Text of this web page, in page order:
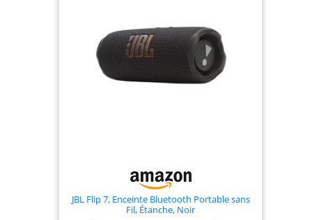
Essential 2, 1 x Guide de démarrage rapide, 1 x
Fiche de sécurité
JBL Flip 7, Enceinte Bluetooth Portable sans
Fil, Étanche, Noir